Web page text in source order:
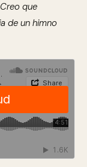
que
de un himno